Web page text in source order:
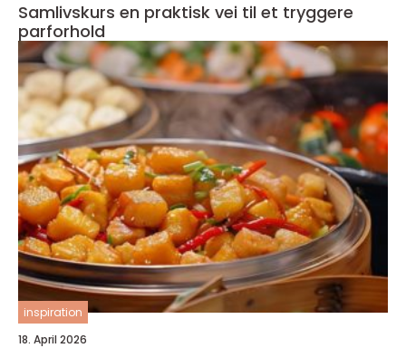
Samlivskurs en praktisk vei til et tryggere
parforhold
inspiration
18. April 2026